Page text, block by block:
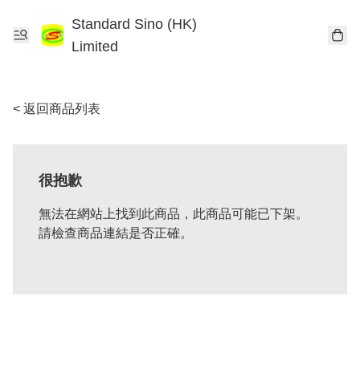
Standard Sino (HK)
Limited
< 返回商品列表
很抱歉
無法在網站上找到此商品，此商品可能已下架。
請檢查商品連結是否正確。